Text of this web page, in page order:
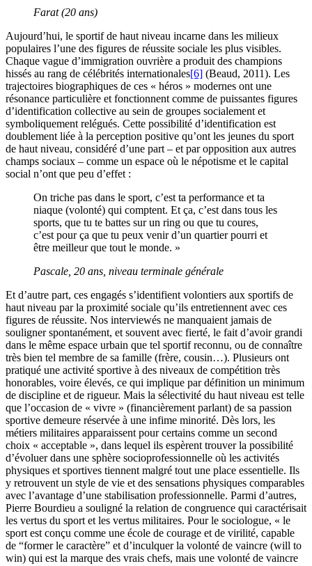
Farat (20 ans)
Aujourd’hui, le sportif de haut niveau incarne dans les milieux
populaires l’une des figures de réussite sociale les plus visibles.
Chaque vague d’immigration ouvrière a produit des champions
hissés au rang de célébrités internationales[6] (Beaud, 2011). Les
trajectoires biographiques de ces « héros » modernes ont une
résonance particulière et fonctionnent comme de puissantes figures
d’identification collective au sein de groupes socialement et
symboliquement relégués. Cette possibilité d’identification est
doublement liée à la perception positive qu’ont les jeunes du sport
de haut niveau, considéré d’une part – et par opposition aux autres
champs sociaux – comme un espace où le népotisme et le capital
social n’ont que peu d’effet :
On triche pas dans le sport, c’est ta performance et ta
niaque (volonté) qui comptent. Et ça, c’est dans tous les
sports, que tu te battes sur un ring ou que tu coures,
c’est pour ça que tu peux venir d’un quartier pourri et
être meilleur que tout le monde. »
Pascale, 20 ans, niveau terminale générale
Et d’autre part, ces engagés s’identifient volontiers aux sportifs de
haut niveau par la proximité sociale qu’ils entretiennent avec ces
figures de réussite. Nos interviewés ne manquaient jamais de
souligner spontanément, et souvent avec fierté, le fait d’avoir grandi
dans le même espace urbain que tel sportif reconnu, ou de connaître
très bien tel membre de sa famille (frère, cousin…). Plusieurs ont
pratiqué une activité sportive à des niveaux de compétition très
honorables, voire élevés, ce qui implique par définition un minimum
de discipline et de rigueur. Mais la sélectivité du haut niveau est telle
que l’occasion de « vivre » (financièrement parlant) de sa passion
sportive demeure réservée à une infime minorité. Dès lors, les
métiers militaires apparaissent pour certains comme un second
choix « acceptable », dans lequel ils espèrent trouver la possibilité
d’évoluer dans une sphère socioprofessionnelle où les activités
physiques et sportives tiennent malgré tout une place essentielle. Ils
y retrouvent un style de vie et des sensations physiques comparables
avec l’avantage d’une stabilisation professionnelle. Parmi d’autres,
Pierre Bourdieu a souligné la relation de congruence qui caractérisait
les vertus du sport et les vertus militaires. Pour le sociologue, « le
sport est conçu comme une école de courage et de virilité, capable
de “former le caractère” et d’inculquer la volonté de vaincre (will to
win) qui est la marque des vrais chefs, mais une volonté de vaincre